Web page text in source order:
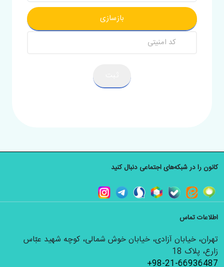
بازسازی
کانون را در شبکه‌های اجتماعی دنبال کنید
اطلاعات تماس
تهران، خیابان آزادی، خیابان خوش شمالی، کوچه شهید عبّاس
زارع، پلاک 18
+98-21-66936487